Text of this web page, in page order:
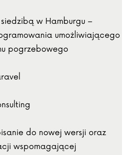
w Hamburgu –
umożliwiającego
pogrzebowego
do nowej wersji oraz
wspomagającej